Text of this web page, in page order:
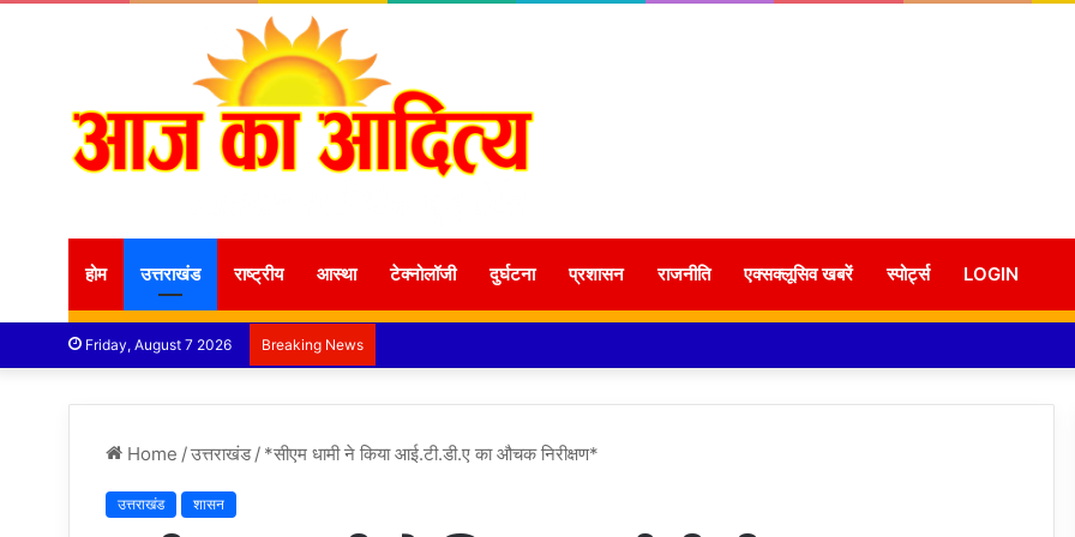
होम उत्तराखंड राष्ट्रीय आस्था टेक्नोलॉजी दुर्घटना प्रशासन राजनीति एक्सक्लूसिव खबरें स्पोर्ट्स LOGIN
Friday, August 7 2026 Breaking News
Home /उत्तराखंड / *सीएम धामी ने किया आई.टी.डी.ए का औचक निरीक्षण*
उत्तराखंड शासन